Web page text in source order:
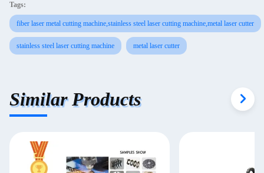
Tags:
fiber laser metal cutting machine,stainless steel laser cutting machine,metal laser cutter
stainless steel laser cutting machine metal laser cutter
Similar Products